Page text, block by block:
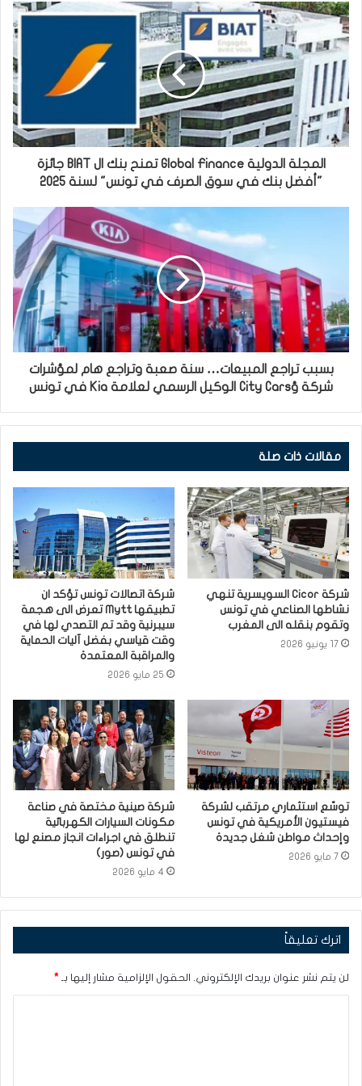
المجلة الدولية Global Finance تمنح بنك ال BIAT جائزة
"أفضل بنك في سوق الصرف في تونس" لسنة 2025
بسبب تراجع المبيعات… سنة صعبة وتراجع هام لمؤشرات
شركة ؤCity Cars الوكيل الرسمي لعلامة Kia في تونس
مقالات ذات صلة
شركة Cicor السويسرية تنهي
نشاطها الصناعي في تونس
وتقوم بنقله الى المغرب
17 يونيو 2026
شركة اتصالات تونس تؤكد ان
تطبيقها Mytt تعرض الى هجمة
سيبرنية وقد تم التصدي لها في
وقت قياسي بفضل آليات الحماية
والمراقبة المعتمدة
25 مايو 2026
توسّع استثماري مرتقب لشركة
فيستيون الأمريكية في تونس
وإحداث مواطن شغل جديدة
7 مايو 2026
شركة صينية مختصة في صناعة
مكونات السيارات الكهربائية
تنطلق في اجراءات انجاز مصنع لها
في تونس (صور)
4 مايو 2026
اترك تعليقاً
لن يتم نشر عنوان بريدك الإلكتروني. الحقول الإلزامية مشار إليها بـ *